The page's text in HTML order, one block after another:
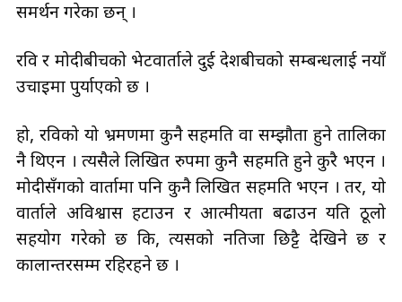
समर्थन गरेका छन् ।
रवि र मोदीबीचको भेटवार्ताले दुई देशबीचको सम्बन्धलाई नयाँ
उचाइमा पुर्याएको छ ।
हो, रविको यो भ्रमणमा कुनै सहमति वा सम्झौता हुने तालिका
नै थिएन । त्यसैले लिखित रुपमा कुनै सहमति हुने कुरै भएन ।
मोदीसँगको वार्तामा पनि कुनै लिखित सहमति भएन । तर, यो
वार्ताले अविश्वास हटाउन र आत्मीयता बढाउन यति ठूलो
सहयोग गरेको छ कि, त्यसको नतिजा छिट्टै देखिने छ र
कालान्तरसम्म रहिरहने छ ।